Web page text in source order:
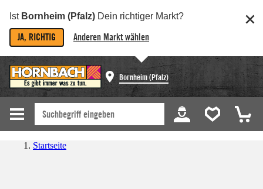
Ist Bornheim (Pfalz) Dein richtiger Markt?
JA, RICHTIG Anderen Markt wählen
Bornheim (Pfalz)
Startseite